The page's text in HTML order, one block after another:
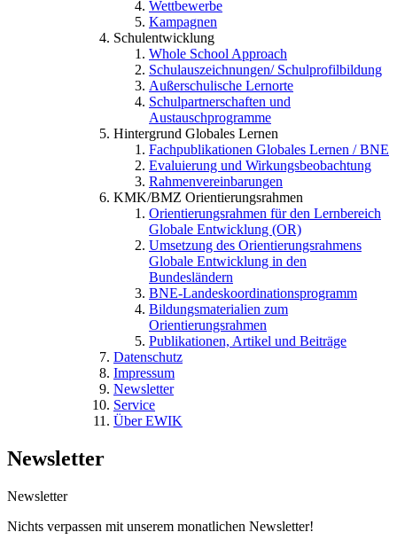
Wettbewerbe
Kampagnen
Schulentwicklung
Whole School Approach
Schulauszeichnungen/ Schulprofilbildung
Außerschulische Lernorte
Schulpartnerschaften und
Austauschprogramme
Hintergrund Globales Lernen
Fachpublikationen Globales Lernen / BNE
Evaluierung und Wirkungsbeobachtung
Rahmenvereinbarungen
KMK/BMZ Orientierungsrahmen
Orientierungsrahmen für den Lernbereich
Globale Entwicklung (OR)
Umsetzung des Orientierungsrahmens
Globale Entwicklung in den
Bundesländern
BNE-Landeskoordinationsprogramm
Bildungsmaterialien zum
Orientierungsrahmen
Publikationen, Artikel und Beiträge
Datenschutz
Impressum
Newsletter
Service
Über EWIK
Newsletter
Newsletter
Nichts verpassen mit unserem monatlichen Newsletter!